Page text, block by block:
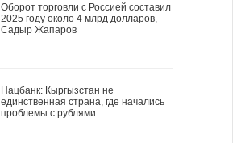
Оборот торговли с Россией составил в
2025 году около 4 млрд долларов, -
Садыр Жапаров
Нацбанк: Кыргызстан не
единственная страна, где начались
проблемы с рублями